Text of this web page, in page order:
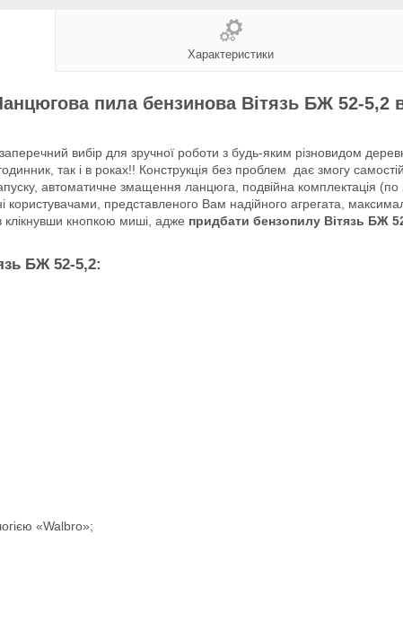
Характеристики
пила бензинова Вітязь БЖ 52-5,2
вибір для зручної роботи з будь-яким різновидом
так і в роках!! Конструкція без проблем дає змогу
автоматичне змащення ланцюга, подвійна комплектація
користувачами, представленого Вам надійного агрегата,
клікнувши кнопкою миші, адже придбати бензопилу Вітязь БЖ
БЖ 52-5,2:
«Walbro»;